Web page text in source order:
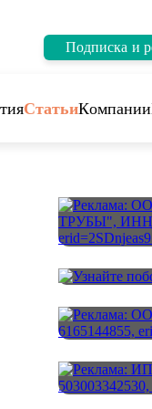
Подписка и
СтатьиКомпании